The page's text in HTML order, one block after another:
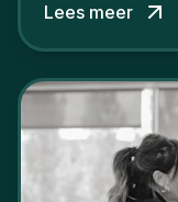
niet van
aan, starten
Lees meer